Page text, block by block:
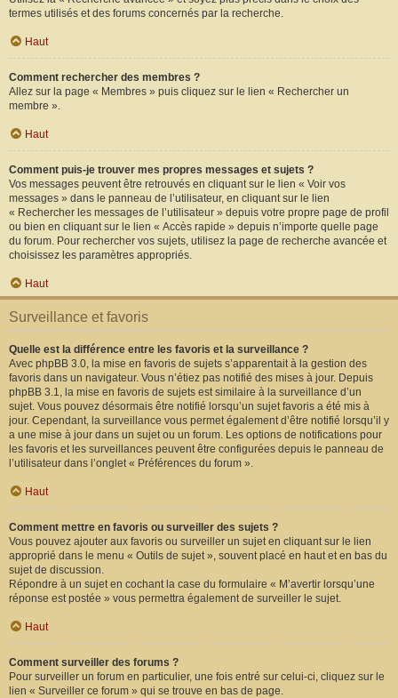
termes utilisés et des forums concernés par la recherche.
Haut
Comment rechercher des membres ?
Allez sur la page « Membres » puis cliquez sur le lien « Rechercher un
membre ».
Haut
Comment puis-je trouver mes propres messages et sujets ?
Vos messages peuvent être retrouvés en cliquant sur le lien « Voir vos
messages » dans le panneau de l’utilisateur, en cliquant sur le lien
« Rechercher les messages de l’utilisateur » depuis votre propre page de profil
ou bien en cliquant sur le lien « Accès rapide » depuis n’importe quelle page
du forum. Pour rechercher vos sujets, utilisez la page de recherche avancée et
choisissez les paramètres appropriés.
Haut
Surveillance et favoris
Quelle est la différence entre les favoris et la surveillance ?
Avec phpBB 3.0, la mise en favoris de sujets s’apparentait à la gestion des
favoris dans un navigateur. Vous n’étiez pas notifié des mises à jour. Depuis
phpBB 3.1, la mise en favoris de sujets est similaire à la surveillance d’un
sujet. Vous pouvez désormais être notifié lorsqu’un sujet favoris a été mis à
jour. Cependant, la surveillance vous permet également d’être notifié lorsqu’il y
a une mise à jour dans un sujet ou un forum. Les options de notifications pour
les favoris et les surveillances peuvent être configurées depuis le panneau de
l’utilisateur dans l’onglet « Préférences du forum ».
Haut
Comment mettre en favoris ou surveiller des sujets ?
Vous pouvez ajouter aux favoris ou surveiller un sujet en cliquant sur le lien
approprié dans le menu « Outils de sujet », souvent placé en haut et en bas du
sujet de discussion.
Répondre à un sujet en cochant la case du formulaire « M’avertir lorsqu’une
réponse est postée » vous permettra également de surveiller le sujet.
Haut
Comment surveiller des forums ?
Pour surveiller un forum en particulier, une fois entré sur celui-ci, cliquez sur le
lien « Surveiller ce forum » qui se trouve en bas de page.